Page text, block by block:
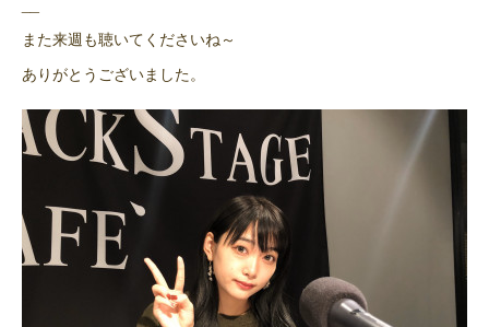
また来週も聴いてくださいね～
ありがとうございました。